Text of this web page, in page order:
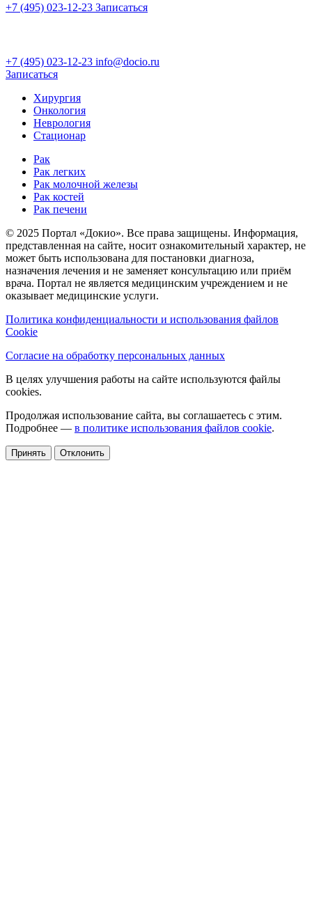
+7 (495) 023-12-23 Записаться
+7 (495) 023-12-23 info@docio.ru
Записаться
Хирургия
Онкология
Неврология
Стационар
Рак
Рак легких
Рак молочной железы
Рак костей
Рак печени
© 2025 Портал «Докио». Все права защищены. Информация,
представленная на сайте, носит ознакомительный характер, не
может быть использована для постановки диагноза,
назначения лечения и не заменяет консультацию или приём
врача. Портал не является медицинским учреждением и не
оказывает медицинские услуги.
Политика конфиденциальности и использования файлов
Cookie
Согласие на обработку персональных данных
В целях улучшения работы на сайте используются файлы
cookies.
Продолжая использование сайта, вы соглашаетесь с этим.
Подробнее — в политике использования файлов cookie.
Принять Отклонить